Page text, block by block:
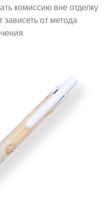
комиссию вне отделку
зависеть от метода